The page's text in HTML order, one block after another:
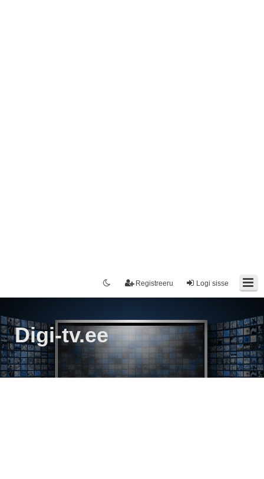
Logi sisse
Registreeru
Digi-tv.ee